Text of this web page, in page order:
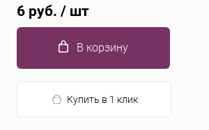
6 руб. / шт
В корзину
Купить в 1 клик